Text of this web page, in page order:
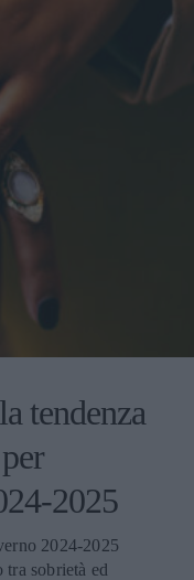
tendenza
2025
2024-2025
sobrietà ed